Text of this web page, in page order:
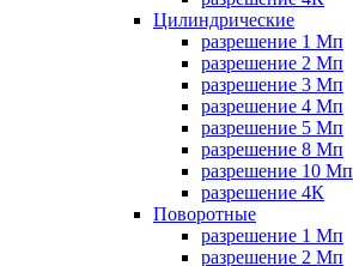
Цилиндрические
разрешение 1 Мп
разрешение 2 Мп
разрешение 3 Мп
разрешение 4 Мп
разрешение 5 Мп
разрешение 8 Мп
разрешение 10 Мп
разрешение 4К
Поворотные
разрешение 1 Мп
разрешение 2 Мп